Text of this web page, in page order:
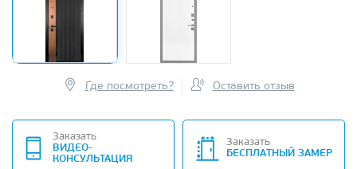
Где посмотреть? Оставить отзыв
Заказать
ВИДЕО-
КОНСУЛЬТАЦИЯ
Заказать
БЕСПЛАТНЫЙ ЗАМЕР